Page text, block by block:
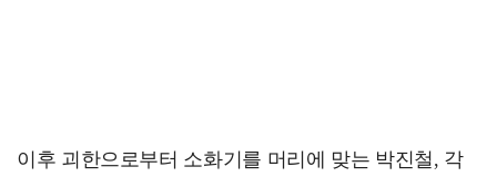
이후 괴한으로부터 소화기를 머리에 맞는 박진철, 각